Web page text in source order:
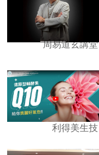
周易道玄講堂
利得美生技